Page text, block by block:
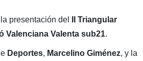
presentación del
II Triangular
Valenciana Valenta sub21.
Deportes, Marcelino Giménez, y la